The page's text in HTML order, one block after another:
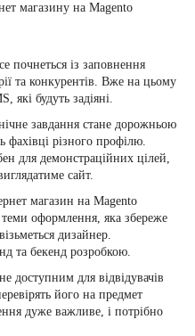
магазину на Magento
почнеться із заповнення
та конкурентів. Вже на цьому
які будуть задіяні.
завдання стане дорожньою
різного профілю.
для демонстраційних цілей,
сайт.
магазин на Magento
теми оформлення, яка збереже
дизайнер.
та бекенд розробкою.
доступним для відвідувачів
його на предмет
дуже важливе, і потрібно